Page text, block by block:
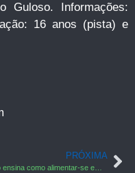
Guloso. Informações:
16 anos (pista) e
PRÓXIMA
Livro ensina como alimentar-se em cada estação do ano